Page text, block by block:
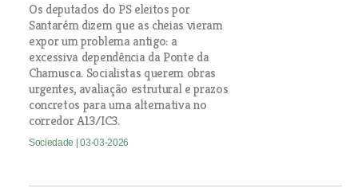
Os deputados do PS eleitos por
Santarém dizem que as cheias vieram
expor um problema antigo: a
excessiva dependência da Ponte da
Chamusca. Socialistas querem obras
urgentes, avaliação estrutural e prazos
concretos para uma alternativa no
corredor A13/IC3.
Sociedade | 03-03-2026